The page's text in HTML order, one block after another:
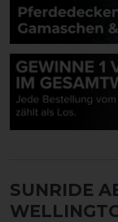
SUNRIDE